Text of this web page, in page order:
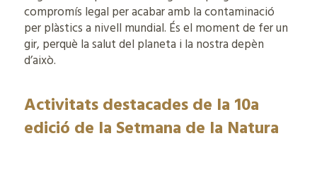
compromís legal per acabar amb la contaminació
per plàstics a nivell mundial. És el moment de fer un
gir, perquè la salut del planeta i la nostra depèn
d’això.
Activitats destacades de la 10a
edició de la Setmana de la Natura